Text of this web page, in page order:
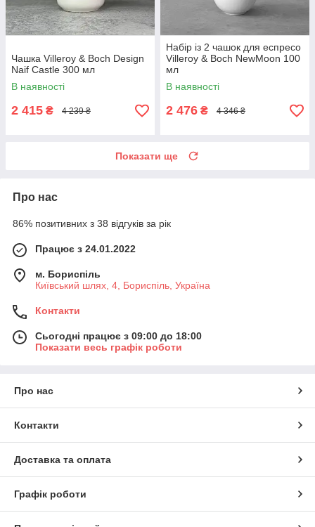
Чашка Villeroy & Boch Design
Naif Castle 300 мл
В наявності
2 415 ₴ 4 239 ₴
Набір із 2 чашок для еспресо
Villeroy & Boch NewMoon 100
мл
В наявності
2 476 ₴ 4 346 ₴
Показати ще
Про нас
86% позитивних з 38 відгуків за рік
Працює з 24.01.2022
м. Бориспіль
Київський шлях, 4, Бориспіль, Україна
Контакти
Сьогодні працює з 09:00 до 18:00
Показати весь графік роботи
Про нас
Контакти
Доставка та оплата
Графік роботи